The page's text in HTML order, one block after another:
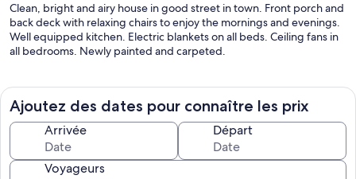
Clean, bright and airy house in good street in town. Front porch and
back deck with relaxing chairs to enjoy the mornings and evenings.
Well equipped kitchen. Electric blankets on all beds. Ceiling fans in
all bedrooms. Newly painted and carpeted.
Ajoutez des dates pour connaître les prix
Arrivée Départ
Voyageurs